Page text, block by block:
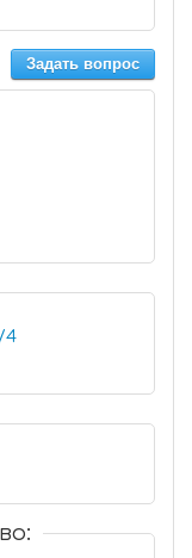
Задать вопрос
4